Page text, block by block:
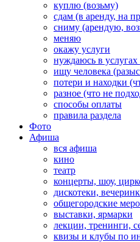
куплю (возьму)
сдам (в аренду, на
сниму (арендую,
меняю
окажу услуги
нуждаюсь в
ищу человека
потери и находки
разное (что не
способы оплаты
правила раздела
Фото
Афиша
вся афиша
кино
театр
концерты, шоу,
дискотеки,
общегородские
выставки, ярмарки
лекции, тренинги,
квизы и клубы по